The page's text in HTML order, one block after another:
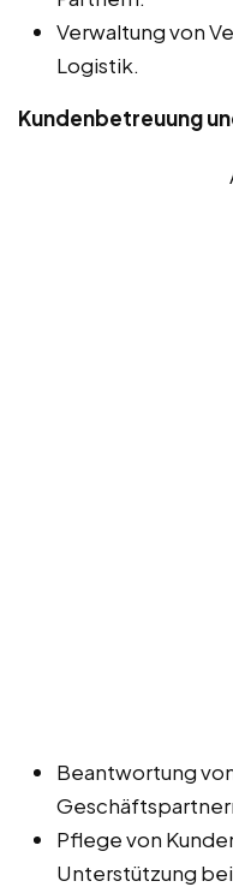
Verwaltung von
Logistik.
Kundenbetreuung
Beantwortung
Pflege von
Unterstützung